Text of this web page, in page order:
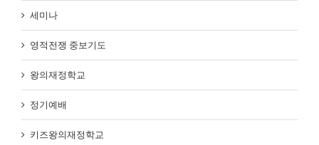
세미나
영적전쟁 중보기도
왕의재정학교
정기예배
키즈왕의재정학교